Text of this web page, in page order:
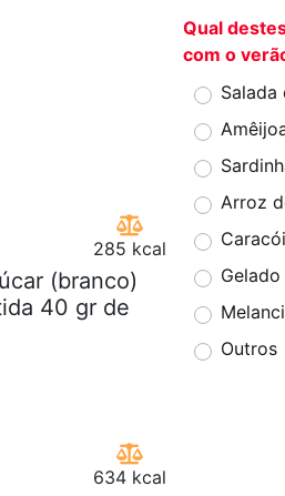
285 kcal
(branco)
40 gr de
634 kcal
Qual
com o
Salada
Arroz
Gelado
Outros